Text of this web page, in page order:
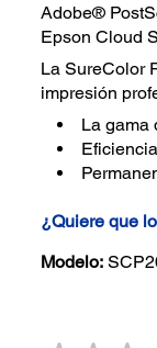
Adobe®
Epson Cloud
La SureColor
impresión
La gama
¿Quiere que
Modelo: